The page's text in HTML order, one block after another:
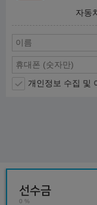
자동
개인정보 수집 및
선수금
0 %